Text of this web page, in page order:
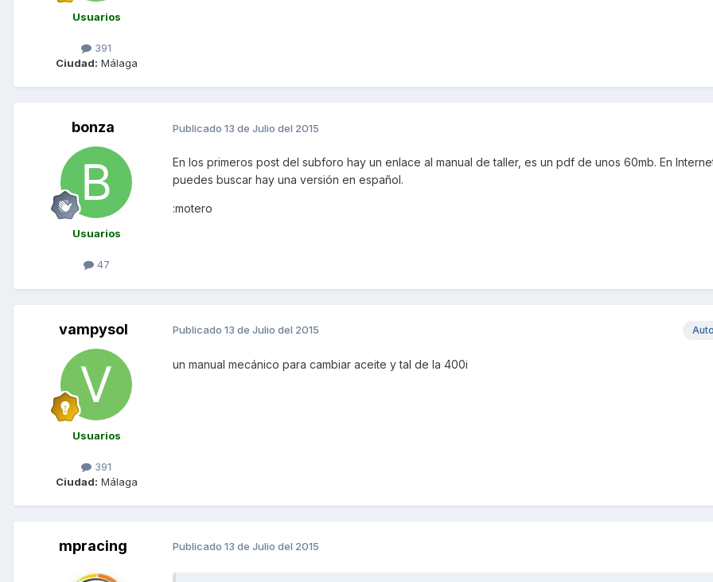
Usuarios
391
Ciudad: Málaga
bonza
Usuarios
47
Publicado 13 de Julio del 2015
En los primeros post del subforo hay un enlace al manual de taller, es un pdf de unos 60mb. En
puedes buscar hay una versión en español.
:motero
vampysol
Usuarios
391
Ciudad: Málaga
Publicado 13 de Julio del 2015
un manual mecánico para cambiar aceite y tal de la 400i
mpracing Publicado 13 de Julio del 2015